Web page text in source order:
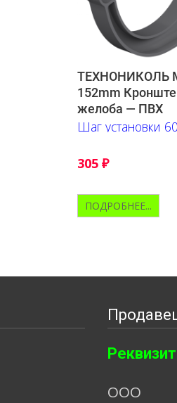
ТЕХНОНИКОЛЬ
152mm
желоба — ПВХ
Шаг установки
305 ₽
ПОДРОБНЕЕ...
ООО